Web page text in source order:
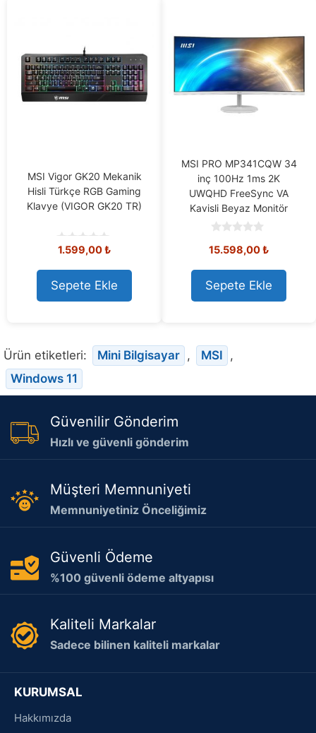
MSI Vigor GK20 Mekanik
Hisli Türkçe RGB Gaming
Klavye (VIGOR GK20 TR)
0
u
t
o
f
1.599,00₺
Sepete Ekle
MSI PRO MP341CQW 34
inç 100Hz 1ms 2K
UWQHD FreeSync VA
Kavisli Beyaz Monitör
o
t
o
f
5
15.598,00₺
Sepete Ekle
Ürün etiketleri: Mini Bilgisayar , MSI
,
Windows 11
Güvenilir Gönderim
Hızlı ve güvenli gönderim
Müşteri Memnuniyeti
Memnuniyetiniz Önceliğimiz
Güvenli Ödeme
%100 güvenli ödeme altyapısı
Kaliteli Markalar
Sadece bilinen kaliteli markalar
KURUMSAL
Hakkımızda